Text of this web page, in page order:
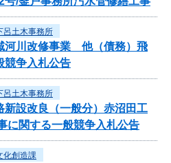
呂土木事務所
河川改修事業 他（債務）飛
争入札公告
呂土木事務所
設改良（一般分）赤沼田工
に関する一般競争入札公告
化創造課